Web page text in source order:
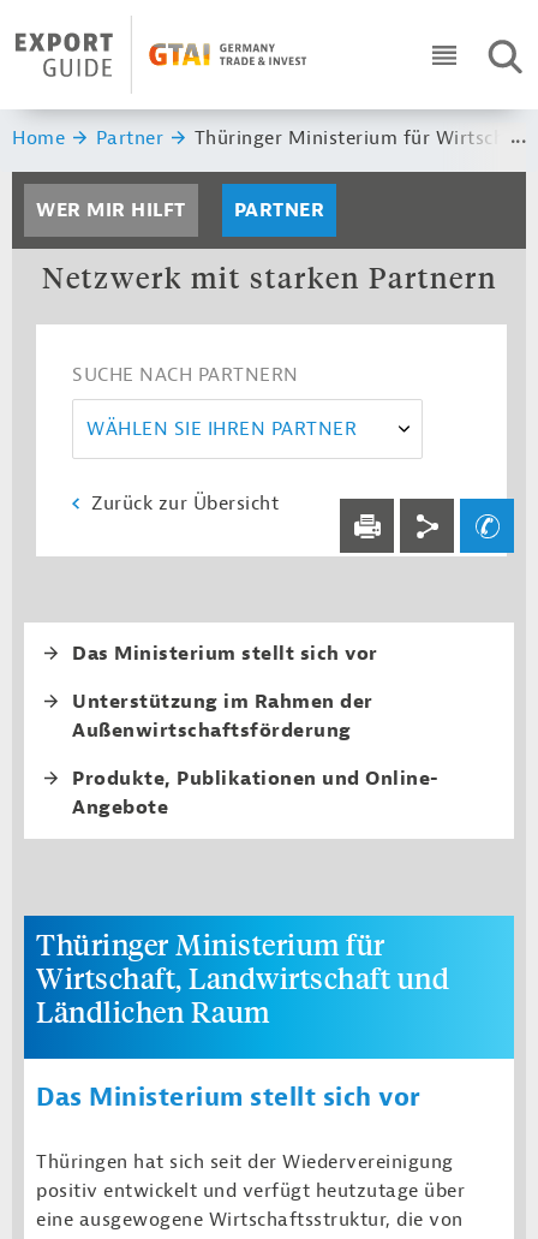
Header Logo
ICON
Sie sind hier:
Home Partner Thüringer Ministerium für
WER MIR HILFT PARTNER
Netzwerk mit starken Partnern
SUCHE NACH PARTNERN
WÄHLEN SIE IHREN PARTNER
Zurück zur Übersicht
Das Ministerium stellt sich vor
Unterstützung im Rahmen der
Außenwirtschaftsförderung
Produkte, Publikationen und Online-
Angebote
Service navi
DRUCKEN
Social navi
Ihre Frage an
Thüringer Ministerium für
Wirtschaft, Landwirtschaft und
Ländlichen Raum
Das Ministerium stellt sich vor
Thüringen hat sich seit der Wiedervereinigung
positiv entwickelt und verfügt heutzutage über
eine ausgewogene Wirtschaftsstruktur, die von